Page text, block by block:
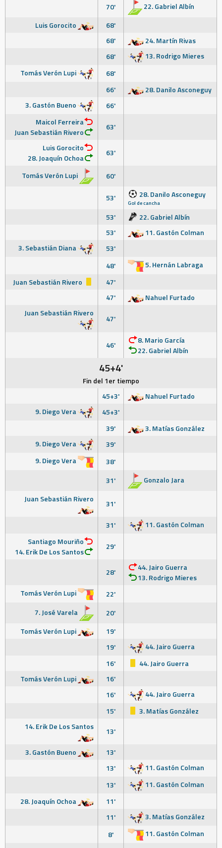
70'
22. Gabriel Albín
Luis Gorocito
68'
68'
24. Martín Rivas
68'
13. Rodrigo Mieres
Tomás Verón Lupi
68'
66'
28. Danilo Asconeguy
3. Gastón Bueno
66'
Maicol Ferreira
Juan Sebastián Rivero
63'
Luis Gorocito
28. Joaquín Ochoa
63'
Tomás Verón Lupi 60'
53' 28. Danilo Asconeguy
Gol de cancha
53'
22. Gabriel Albín
53'
11. Gastón Colman
3. Sebastián Diana
53'
48'
5. Hernán Labraga
Juan Sebastián Rivero
47'
47'
Nahuel Furtado
Juan Sebastián Rivero
47'
46'
8. Mario García
22. Gabriel Albín
45+4'
Fin del 1er tiempo
45+3'
Nahuel Furtado
9. Diego Vera
45+3'
39'
3. Matías González
9. Diego Vera
39'
9. Diego Vera
38'
31'
Gonzalo Jara
Juan Sebastián Rivero
31'
31'
11. Gastón Colman
Santiago Mouriño
14. Erik De Los Santos
29'
28'
44. Jairo Guerra
13. Rodrigo Mieres
Tomás Verón Lupi
22'
7. José Varela
20'
Tomás Verón Lupi
19'
19'
44. Jairo Guerra
16'
44. Jairo Guerra
Tomás Verón Lupi
16'
16'
44. Jairo Guerra
15'
3. Matías González
14. Erik De Los Santos
13'
3. Gastón Bueno
13'
13'
11. Gastón Colman
13'
11. Gastón Colman
28. Joaquín Ochoa
11'
11'
3. Matías González
8'
11. Gastón Colman